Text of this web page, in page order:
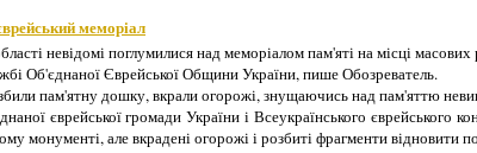
меморіал
невідомі поглумилися над меморіалом пам'яті на місці
Об'єднаної Єврейської Общини України, пише Обозреватель.
пам'ятну дошку, вкрали огорожі, знущаючись над пам'яттю
єврейської громади України і Всеукраїнського єврейського
монументі, але вкрадені огорожі і розбиті фрагменти відновити